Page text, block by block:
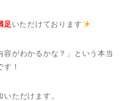
足いただけております
容がわかるかな？」という本当
！
ただけます。